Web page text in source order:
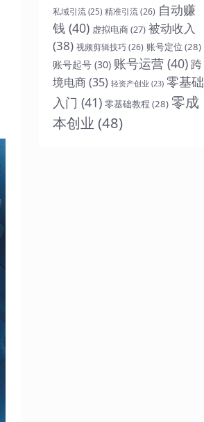
私域引流 (25) 精准引流(26) 自动赚
钱 (40) 虚拟电商(27) 被动收入
(38) 视频剪辑技巧(26) 账号定位 (28)
账号起号 (30) 账号运营 (40) 跨
境电商(35) 轻资产创业 (23) 零基础
入门 (41) 零基础教程 (28) 零成
本创业 (48)